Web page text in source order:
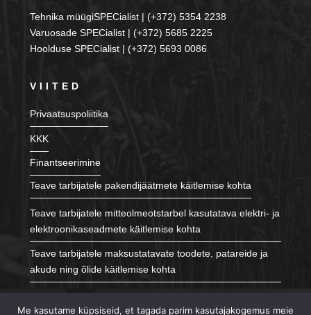
Tehnika müügiSPECialist | (+372) 5354 2238
Varuosade SPECialist | (+372) 5685 2225
Hoolduse SPECialist | (+372) 5693 0086
VIITED
Privaatsuspoliitika
KKK
Finantseerimine
Teave tarbijatele pakendijäätmete käitlemise kohta
Teave tarbijatele mitteolmeotstarbel kasutatava elektri- ja
elektroonikaseadmete käitlemise kohta
Teave tarbijatele maksustatavate toodete, patareide ja
akude ning õlide käitlemise kohta
JÄLGI MEID
Me kasutame küpsiseid, et tagada parim kasutajakogemus meie